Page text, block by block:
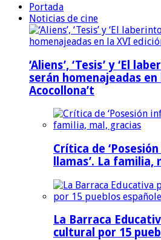
Portada
Noticias de cine
‘Aliens’, ‘Tesis’ y ‘El
serán homenajeadas en
Acocollona’t
Crítica de
llamas’. La familia,
La Barraca
cultural por 15